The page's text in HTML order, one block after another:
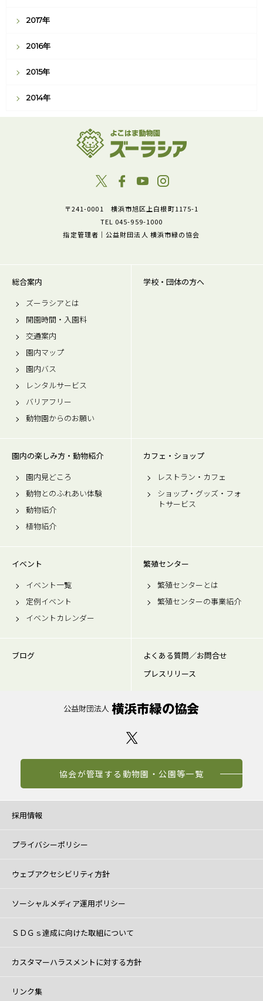
2017年
2016年
2015年
2014年
〒241-0001 横浜市旭区上白根町1175-1
TEL 045-959-1000
指定管理者｜公益財団法人 横浜市緑の協会
総合案内
ズーラシアとは
開園時間・入園料
交通案内
園内マップ
園内バス
レンタルサービス
バリアフリー
動物園からのお願い
学校・団体の方へ
園内の楽しみ方・動物紹介
園内見どころ
動物とのふれあい体験
動物紹介
植物紹介
カフェ・ショップ
レストラン・カフェ
ショップ・グッズ・フォ
トサービス
イベント
イベント一覧
定例イベント
イベントカレンダー
繁殖センター
繁殖センターとは
繁殖センターの事業紹介
ブログ
よくある質問／お問合せ
プレスリリース
協会が管理する動物園・公園等一覧
採用情報
プライバシーポリシー
ウェブアクセシビリティ方針
ソーシャルメディア運用ポリシー
ＳＤＧｓ達成に向けた取組について
カスタマーハラスメントに対する方針
リンク集